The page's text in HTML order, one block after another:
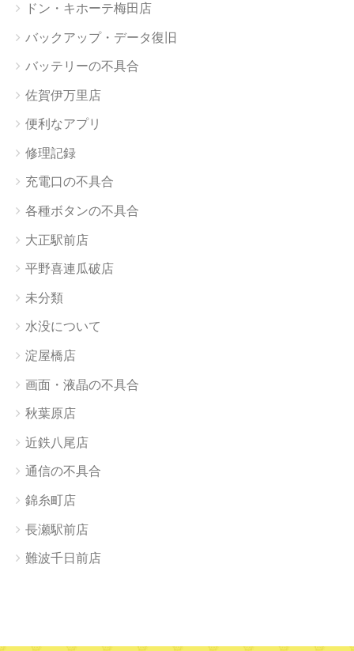
ドン・キホーテ梅田店
バックアップ・データ復旧
バッテリーの不具合
佐賀伊万里店
便利なアプリ
修理記録
充電口の不具合
各種ボタンの不具合
大正駅前店
平野喜連瓜破店
未分類
水没について
淀屋橋店
画面・液晶の不具合
秋葉原店
近鉄八尾店
通信の不具合
錦糸町店
長瀬駅前店
難波千日前店